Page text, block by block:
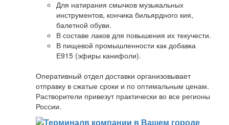
Для натирания смычков музыкальных
инструментов, кончика бильярдного кия,
балетной обуви.
В составе лаков для повышения их текучести.
В пищевой промышленности как добавка
Е915 (эфиры канифоли).
Оперативный отдел доставки организовывает
отправку в сжатые сроки и по оптимальным ценам.
Растворители привезут практически во все регионы
России.